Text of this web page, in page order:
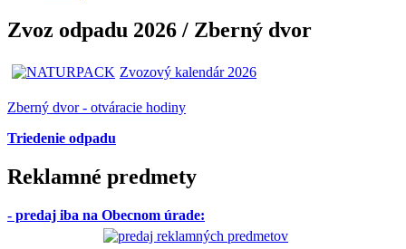
Zvoz odpadu 2026 / Zberný dvor
Zvozový kalendár 2026
Zberný dvor - otváracie hodiny
Triedenie odpadu
Reklamné predmety
- predaj iba na Obecnom úrade: